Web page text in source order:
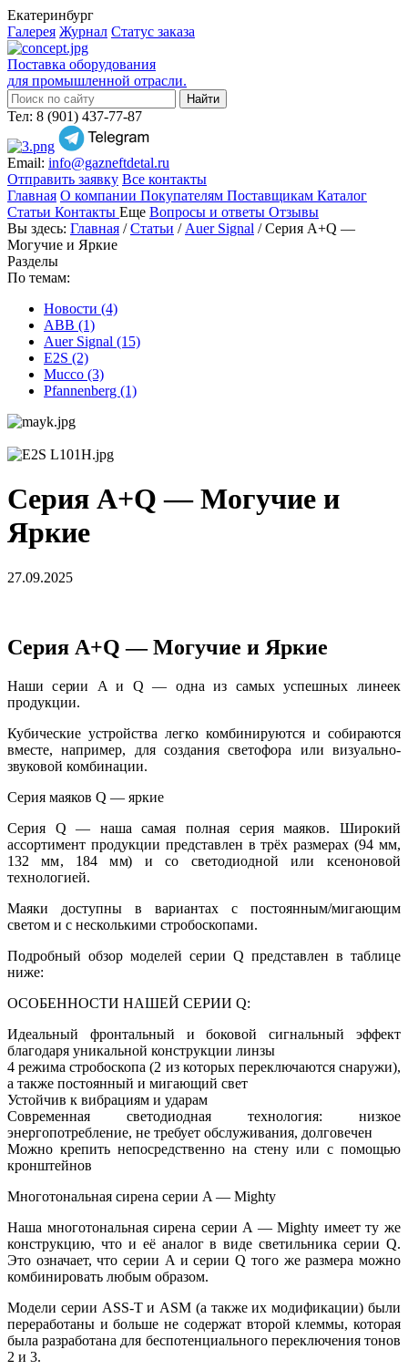
Екатеринбург
Галерея Журнал Статус заказа
Поставка оборудования
для промышленной отрасли.
Тел: 8 (901) 437-77-87
Email: info@gazneftdetal.ru
Отправить заявку Все контакты
Главная О компании Покупателям Поставщикам Каталог
Статьи Контакты Еще Вопросы и ответы Отзывы
Вы здесь: Главная /Статьи / Auer Signal / Серия A+Q —
Могучие и Яркие
Разделы
По темам:
Новости (4)
ABB (1)
Auer Signal (15)
E2S (2)
Mucco (3)
Pfannenberg (1)
Серия A+Q — Могучие и
Яркие
27.09.2025
Серия A+Q — Могучие и Яркие
Наши серии A и Q — одна из самых успешных линеек
продукции.
Кубические устройства легко комбинируются и собираются
вместе, например, для создания светофора или визуально-
звуковой комбинации.
Серия маяков Q — яркие
Серия Q — наша самая полная серия маяков. Широкий
ассортимент продукции представлен в трёх размерах (94 мм,
132 мм, 184 мм) и со светодиодной или ксеноновой
технологией.
Маяки доступны в вариантах с постоянным/мигающим
светом и с несколькими стробоскопами.
Подробный обзор моделей серии Q представлен в таблице
ниже:
ОСОБЕННОСТИ НАШЕЙ СЕРИИ Q:
Идеальный фронтальный и боковой сигнальный эффект
благодаря уникальной конструкции линзы
4 режима стробоскопа (2 из которых переключаются снаружи),
а также постоянный и мигающий свет
Устойчив к вибрациям и ударам
Современная светодиодная технология: низкое
энергопотребление, не требует обслуживания, долговечен
Можно крепить непосредственно на стену или с помощью
кронштейнов
Многотональная сирена серии A — Mighty
Наша многотональная сирена серии A — Mighty имеет ту же
конструкцию, что и её аналог в виде светильника серии Q.
Это означает, что серии A и серии Q того же размера можно
комбинировать любым образом.
Модели серии ASS-T и ASM (а также их модификации) были
переработаны и больше не содержат второй клеммы, которая
была разработана для беспотенциального переключения тонов
2 и 3.